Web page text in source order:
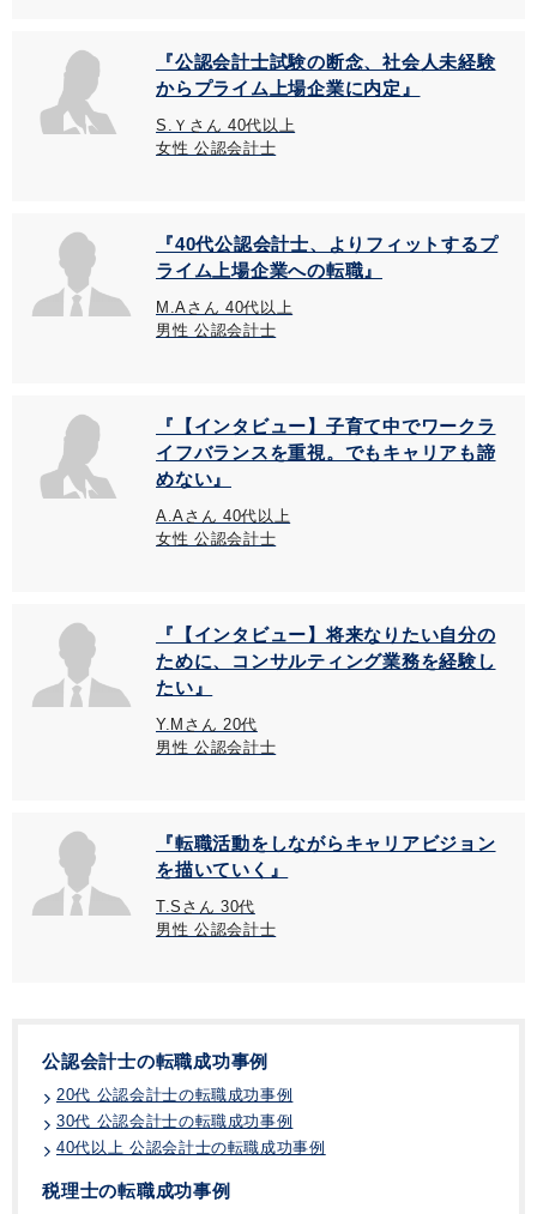
『公認会計士試験の断念、社会人未経験
からプライム上場企業に内定』
S.Ｙさん 40代以上
女性 公認会計士
『40代公認会計士、よりフィットするプ
ライム上場企業への転職』
M.Aさん 40代以上
男性 公認会計士
『【インタビュー】子育て中でワークラ
イフバランスを重視。でもキャリアも諦
めない』
A.Aさん 40代以上
女性 公認会計士
『【インタビュー】将来なりたい自分の
ために、コンサルティング業務を経験し
たい』
Y.Mさん 20代
男性 公認会計士
『転職活動をしながらキャリアビジョン
を描いていく』
T.Sさん 30代
男性 公認会計士
公認会計士の転職成功事例
20代 公認会計士の転職成功事例
30代 公認会計士の転職成功事例
40代以上 公認会計士の転職成功事例
税理士の転職成功事例